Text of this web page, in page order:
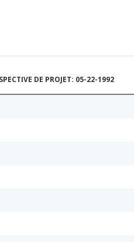
DE PROJET: 05-22-1992